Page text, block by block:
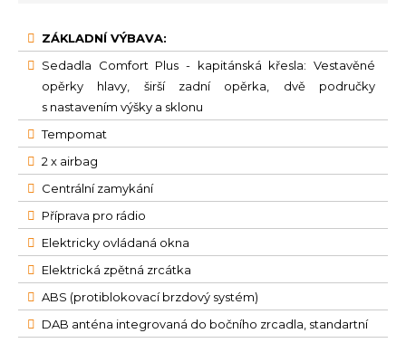
ZÁKLADNÍ VÝBAVA:
Sedadla Comfort Plus - kapitánská křesla: Vestavěné
opěrky hlavy, širší zadní opěrka, dvě područky
s nastavením výšky a sklonu
Tempomat
2 x airbag
Centrální zamykání
Příprava pro rádio
Elektricky ovládaná okna
Elektrická zpětná zrcátka
ABS (protiblokovací brzdový systém)
DAB anténa integrovaná do bočního zrcadla, standartní